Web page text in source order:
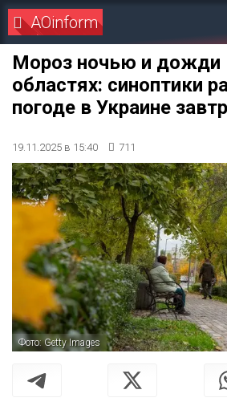
AOinform
Мороз ночью и дожди
областях: синоптики
погоде в Украине
19.11.2025 в 15:40 711
Фото: Getty Images